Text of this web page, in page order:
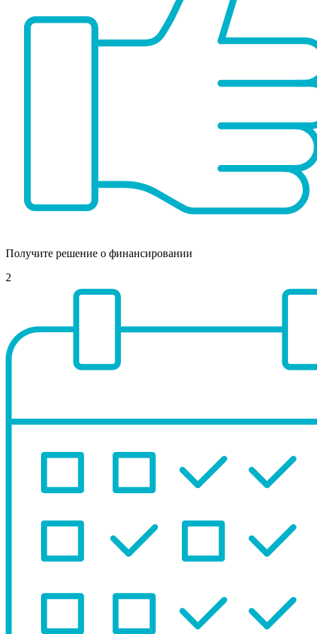
Получите решение о финансировании
2